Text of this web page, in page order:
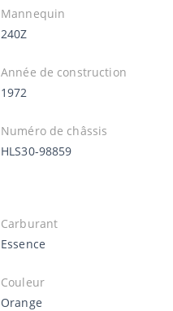
Mannequin
240Z
Année de construction
1972
Numéro de châssis
HLS30-98859
Carburant
Essence
Couleur
Orange